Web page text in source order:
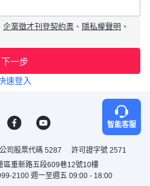
企業徵才刊登契約書 、 隱私權聲明 、
下一步
速登入
智能客服
司股票代碼 5287
許可證字號 2571
區重新路五段609巷12號10樓
2100 週一至週五 09:00 - 18:00